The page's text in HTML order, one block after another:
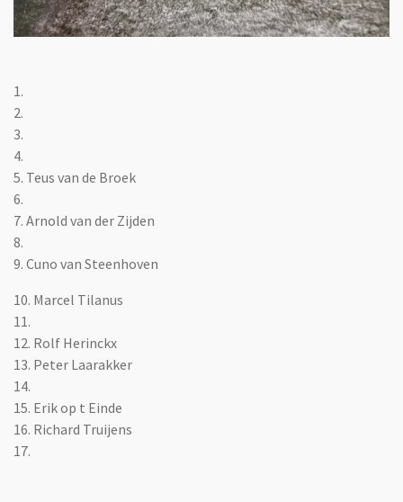
1.
2.
3.
4.
5. Teus van de Broek
6.
7. Arnold van der Zijden
8.
9. Cuno van Steenhoven
10. Marcel Tilanus
11.
12. Rolf Herinckx
13. Peter Laarakker
14.
15. Erik op t Einde
16. Richard Truijens
17.